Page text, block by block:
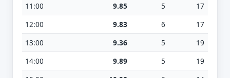
11:00
9.85 5
17
12:00
9.83 6
17
13:00
9.36 5
19
14:00
9.89 5
19